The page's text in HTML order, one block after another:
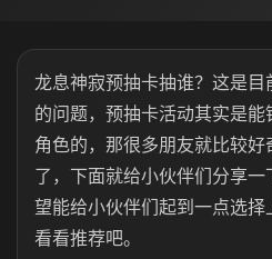
龙息神寂预抽卡抽谁？这是
的问题，预抽卡活动其实是
角色的，那很多朋友就比较
了，下面就给小伙伴们分享
望能给小伙伴们起到一点选
看看推荐吧。